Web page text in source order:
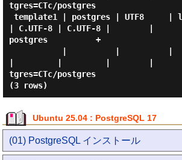
tgres=CTc/postgres
| C.UTF-8 | C.UTF-8 |        |
postgres          +
|         |         |        |
tgres=CTc/postgres
Ubuntu 25.04 : PostgreSQL 17
(01) PostgreSQL インストール